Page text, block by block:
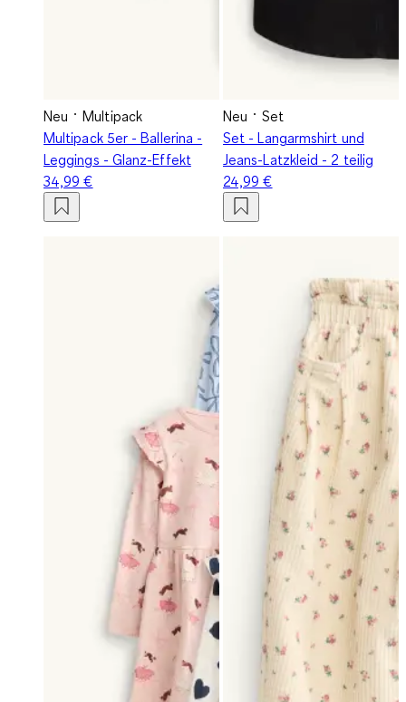
Neu
Multipack
Multipack 5er - Ballerina -
Leggings - Glanz-Effekt
34,99 €
Neu
Set
Set - Langarmshirt und
Jeans-Latzkleid - 2 teilig
24,99 €